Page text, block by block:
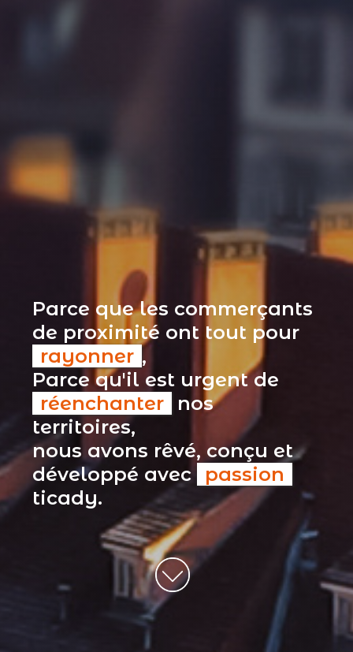
Parce que les commerçants
de proximité ont tout pour
rayonner ,
Parce qu'il est urgent de
réenchanter
nos
territoires,
nous avons rêvé, conçu et
développé avec passion
ticady.